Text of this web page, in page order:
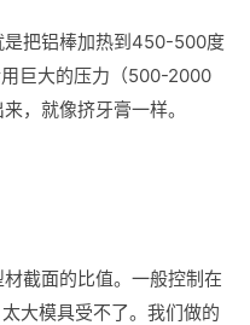
是把铝棒加热到450-500度
用巨大的压力（500-2000
，就像挤牙膏一样。
截面的比值。一般控制在
大模具受不了。我们做的